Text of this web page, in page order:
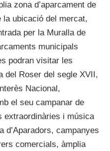
zona d’aparcament de
ubicació del mercat,
per la Muralla de
municipals
podran visitar les
del Roser del segle XVII,
Nacional,
el seu campanar de
extraordinàries i música
d’Aparadors, campanyes
comercials, àmplia